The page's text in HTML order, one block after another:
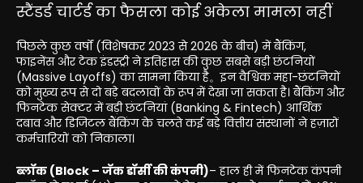
स्टैंडर्ड चार्टर्ड का फैसला कोई अकेला मामला नहीं
पिछले कुछ वर्षों (विशेषकर 2023 से 2026 के बीच) में बैंकिंग,
फाइनेंस और टेक इंडस्ट्री ने इतिहास की कुछ सबसे बड़ी छंटनियों
(Massive Layoffs) का सामना किया है。इन वैश्विक महा-छंटनियों
को मुख्य रूप से दो बड़े बदलावों के रूप में देखा जा सकता है। बैंकिंग और
फिनटेक सेक्टर में बड़ी छंटनियां (Banking & Fintech) आर्थिक
दबाव और डिजिटल बैंकिंग के चलते कई बड़े वित्तीय संस्थानों ने हज़ारों
कर्मचारियों को निकाला।
ब्लॉक (Block – जॅक डॉर्सी की कंपनी)– हाल ही में फिनटेक कंपनी